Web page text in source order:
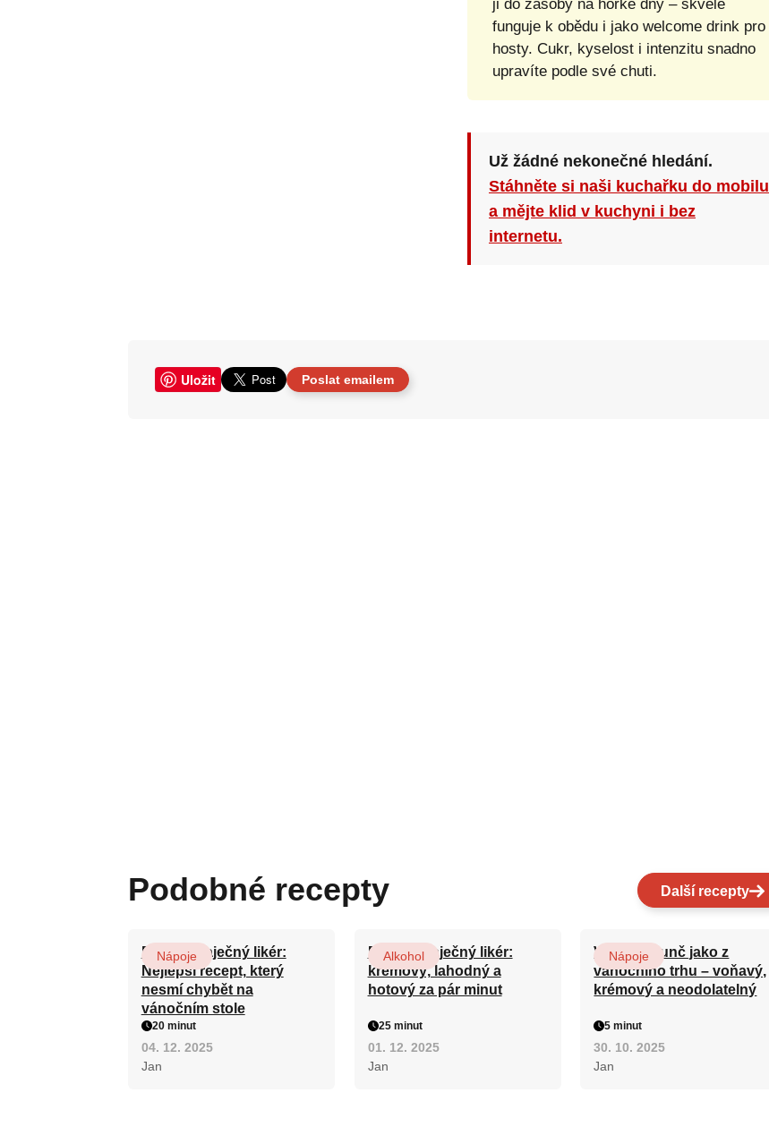
ji do zásoby na horké dny – skvěle
funguje k obědu i jako welcome drink pro
hosty. Cukr, kyselost i intenzitu snadno
upravíte podle své chuti.
Už žádné nekonečné hledání.
Stáhněte si naši kuchařku do mobilu
a mějte klid v kuchyni i bez
internetu.
Uložit Poslat emailem
Podobné recepty Další recepty
Domácí vaječný likér:
Nejlepší recept, který
nesmí chybět na
vánočním stole
Nápoje
20 minut
04. 12. 2025
Jan
Domácí vaječný likér:
krémový, lahodný a
hotový za pár minut
Alkohol
25 minut
01. 12. 2025
Jan
Vaječný punč jako z
vánočního trhu – voňavý,
krémový a neodolatelný
Nápoje
5 minut
30. 10. 2025
Jan